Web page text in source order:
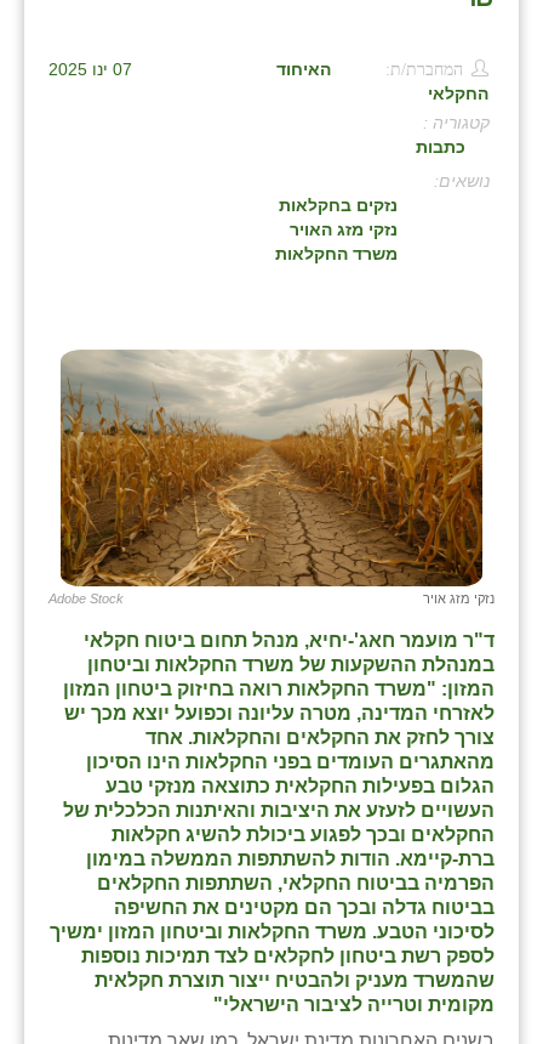
07 ינו 2025 המחברת/ת:
האיחוד
החקלאי
קטגוריה :
כתבות
:
נזקים בחקלאות
נזקי מזג האויר
משרד החקלאות
נזקי מזג אויר Adobe Stock
ד"ר מועמר חאג'-יחיא, מנהל תחום ביטוח חקלאי
במנהלת ההשקעות של משרד החקלאות וביטחון
המזון: "משרד החקלאות רואה בחיזוק ביטחון המזון
לאזרחי המדינה, מטרה עליונה וכפועל יוצא מכך יש
צורך לחזק את החקלאים והחקלאות. אחד
מהאתגרים העומדים בפני החקלאות הינו הסיכון
הגלום בפעילות החקלאית כתוצאה מנזקי טבע
העשויים לזעזע את היציבות והאיתנות הכלכלית של
החקלאים ובכך לפגוע ביכולת להשיג חקלאות
ברת-קיימא. הודות להשתתפות הממשלה במימון
הפרמיה בביטוח החקלאי, השתתפות החקלאים
בביטוח גדלה ובכך הם מקטינים את החשיפה
לסיכוני הטבע. משרד החקלאות וביטחון המזון ימשיך
לספק רשת ביטחון לחקלאים לצד תמיכות נוספות
שהמשרד מעניק ולהבטיח ייצור תוצרת חקלאית
מקומית וטרייה לציבור הישראלי"
בצרה
בקעות
ֿגבעת שפירא
גני יהודה
ורד יריחו
חבצלת השרון
חמרה
חרב לאת
יבול (מורג)
יקנעם
כליל
יד השמונה
כפר אביב